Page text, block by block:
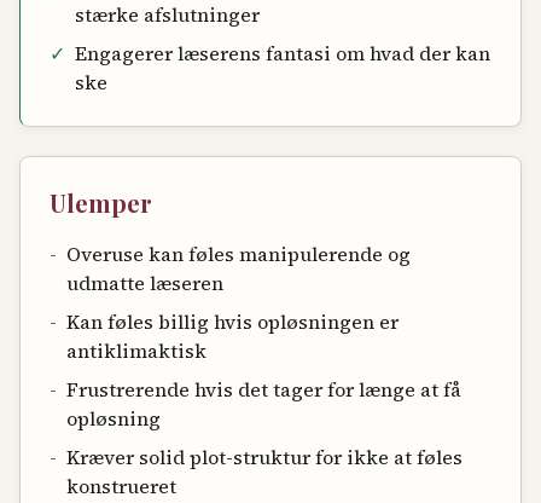
stærke afslutninger
✓ Engagerer læserens fantasi om hvad der kan
ske
Ulemper
- Overuse kan føles manipulerende og
udmatte læseren
- Kan føles billig hvis opløsningen er
antiklimaktisk
- Frustrerende hvis det tager for længe at få
opløsning
- Kræver solid plot-struktur for ikke at føles
konstrueret